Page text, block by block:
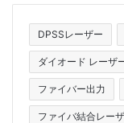
Tags
DPSSレーザー
ダイオード レーザ
ファイバー出力
ファイバ結合レーザ